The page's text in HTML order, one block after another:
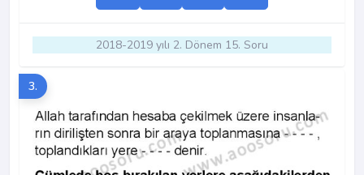
2018-2019 yılı 2. Dönem 15. Soru
3.